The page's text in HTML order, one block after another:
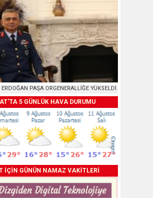
PAŞA ORGENERALLİĞE YÜKSELDİ
5 GÜNLÜK HAVA DURUMU
İÇİN GÜNÜN NAMAZ VAKİTLERİ